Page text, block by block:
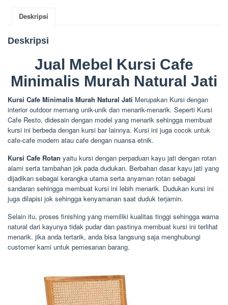
Deskripsi
Deskripsi
Jual Mebel Kursi Cafe
Minimalis Murah Natural Jati
Kursi Cafe Minimalis Murah Natural Jati Merupakan Kursi dengan
interior outdoor memang unik-unik dan menarik-menarik. Seperti Kursi
Cafe Resto, didesain dengan model yang menarik sehingga membuat
kursi ini berbeda dengan kursi bar lainnya. Kursi ini juga cocok untuk
cafe-cafe modern atau cafe dengan nuansa etnik.
Kursi Cafe Rotan yaitu kursi dengan perpaduan kayu jati dengan rotan
alami serta tambahan jok pada dudukan. Berbahan dasar kayu jati yang
dijadikan sebagai kerangka utama serta anyaman rotan sebagai
sandaran sehingga membuat kursi ini lebih menarik. Dudukan kursi ini
juga dilapisi jok sehingga kenyamanan saat duduk terjamin.
Selain itu, proses finishing yang memiliki kualitas tinggi sehingga warna
natural dari kayunya tidak pudar dan pastinya membuat kursi ini terlihat
menarik. jika anda tertarik, anda bisa langsung saja menghubungi
customer kami untuk pemesanan barang.